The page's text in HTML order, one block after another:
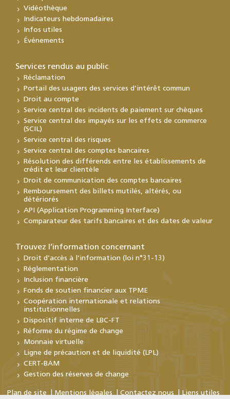
Vidéothèque
Indicateurs hebdomadaires
Infos utiles
Événements
Services rendus au public
Réclamation
Portail des usagers des services d’intérêt commun
Droit au compte
Service central des incidents de paiement sur chèques
Service central des impayés sur les effets de commerce
(SCIL)
Service central des risques
Service central des comptes bancaires
Résolution des différends entre les établissements de
crédit et leur clientèle
Droit de communication des comptes bancaires
Remboursement des billets mutilés, altérés, ou
détériorés
API (Application Programming Interface)
Comparateur des tarifs bancaires et des dates de valeur
Trouvez l’information concernant
Droit d’accès à l’information (loi n°31-13)
Réglementation
Inclusion financière
Fonds de soutien financier aux TPME
Coopération internationale et relations
institutionnelles
Dispositif interne de LBC-FT
Réforme du régime de change
Monnaie virtuelle
Ligne de précaution et de liquidité (LPL)
CERT-BAM
Gestion des réserves de change
Plan de site Mentions légales Contactez nous Liens utiles